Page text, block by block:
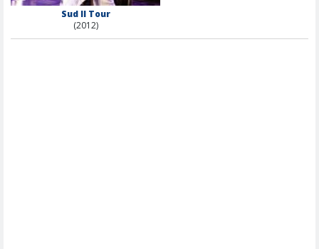
Sud Il Tour
(2012)